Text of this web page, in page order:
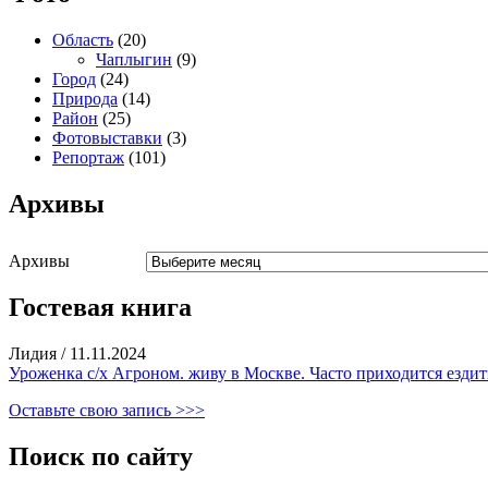
Область (20)
Чаплыгин (9)
Город (24)
Природа (14)
Район (25)
Фотовыставки (3)
Репортаж (101)
Архивы
Архивы
Гостевая книга
Лидия / 11.11.2024
Уроженка с/х Агроном. живу в Москве. Часто приходится
Оставьте свою запись >>>
Поиск по сайту